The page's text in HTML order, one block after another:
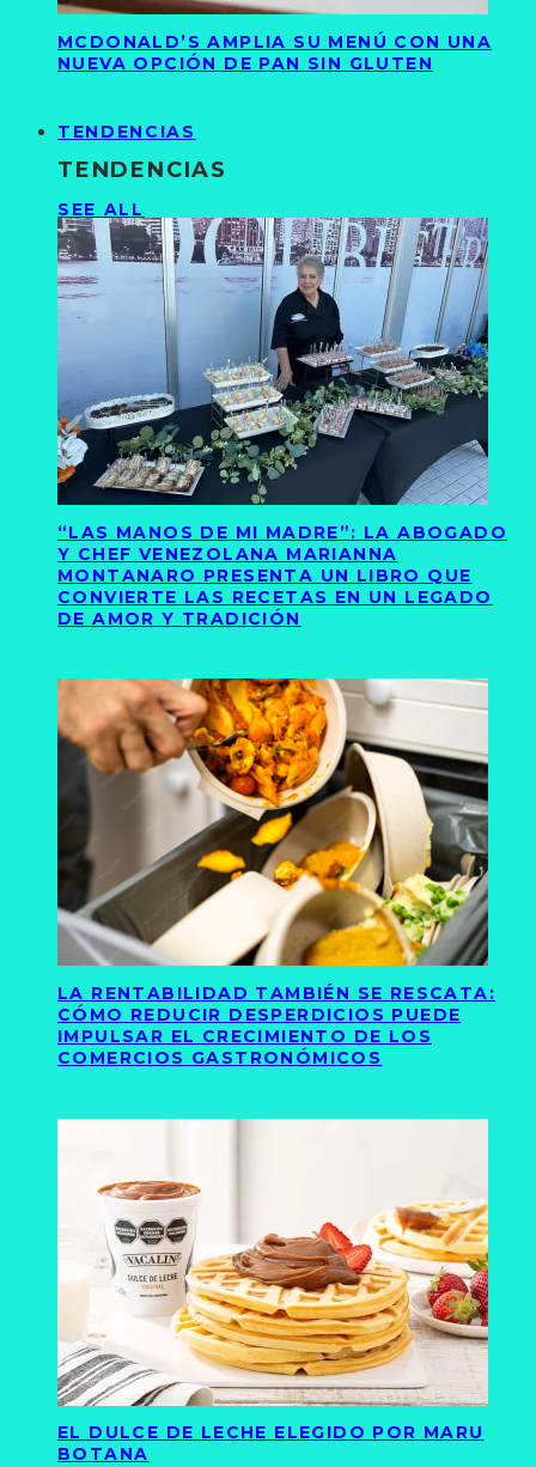
MCDONALD’S AMPLIA SU MENÚ CON UNA
NUEVA OPCIÓN DE PAN SIN GLUTEN
TENDENCIAS
TENDENCIAS
SEE ALL
“LAS MANOS DE MI MADRE”: LA ABOGADO
Y CHEF VENEZOLANA MARIANNA
MONTANARO PRESENTA UN LIBRO QUE
CONVIERTE LAS RECETAS EN UN LEGADO
DE AMOR Y TRADICIÓN
LA RENTABILIDAD TAMBIÉN SE RESCATA:
CÓMO REDUCIR DESPERDICIOS PUEDE
IMPULSAR EL CRECIMIENTO DE LOS
COMERCIOS GASTRONÓMICOS
EL DULCE DE LECHE ELEGIDO POR MARU
BOTANA